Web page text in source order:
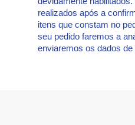
realizados após a
itens que constam no
seu pedido faremos a
enviaremos os dados